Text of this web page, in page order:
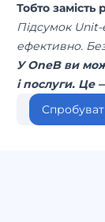
Тобто
Підсумок Unit-
ефективно. Без
У OneB ви
і послуги. Це